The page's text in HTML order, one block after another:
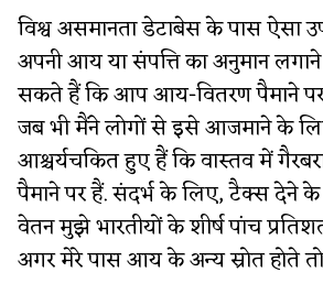
विश्व असमानता डेटाबेस के पास ऐसा
अपनी आय या संपत्ति का अनुमान
सकते हैं कि आप आय-वितरण पैमाने
जब भी मैंने लोगों से इसे आजमाने के
आश्चर्यचकित हुए हैं कि वास्तव में
पैमाने पर हैं. संदर्भ के लिए, टैक्स देने के
वेतन मुझे भारतीयों के शीर्ष पांच
अगर मेरे पास आय के अन्य स्रोत होते